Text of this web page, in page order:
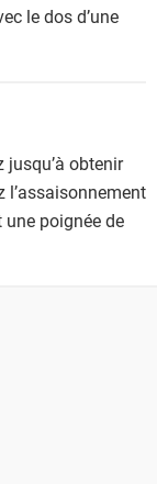
le dos d’une
obtenir
l’assaisonnement
poignée de